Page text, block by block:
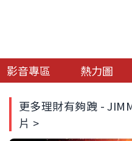
影音專區 熱力圖
更多理財有夠跩 -
片 >